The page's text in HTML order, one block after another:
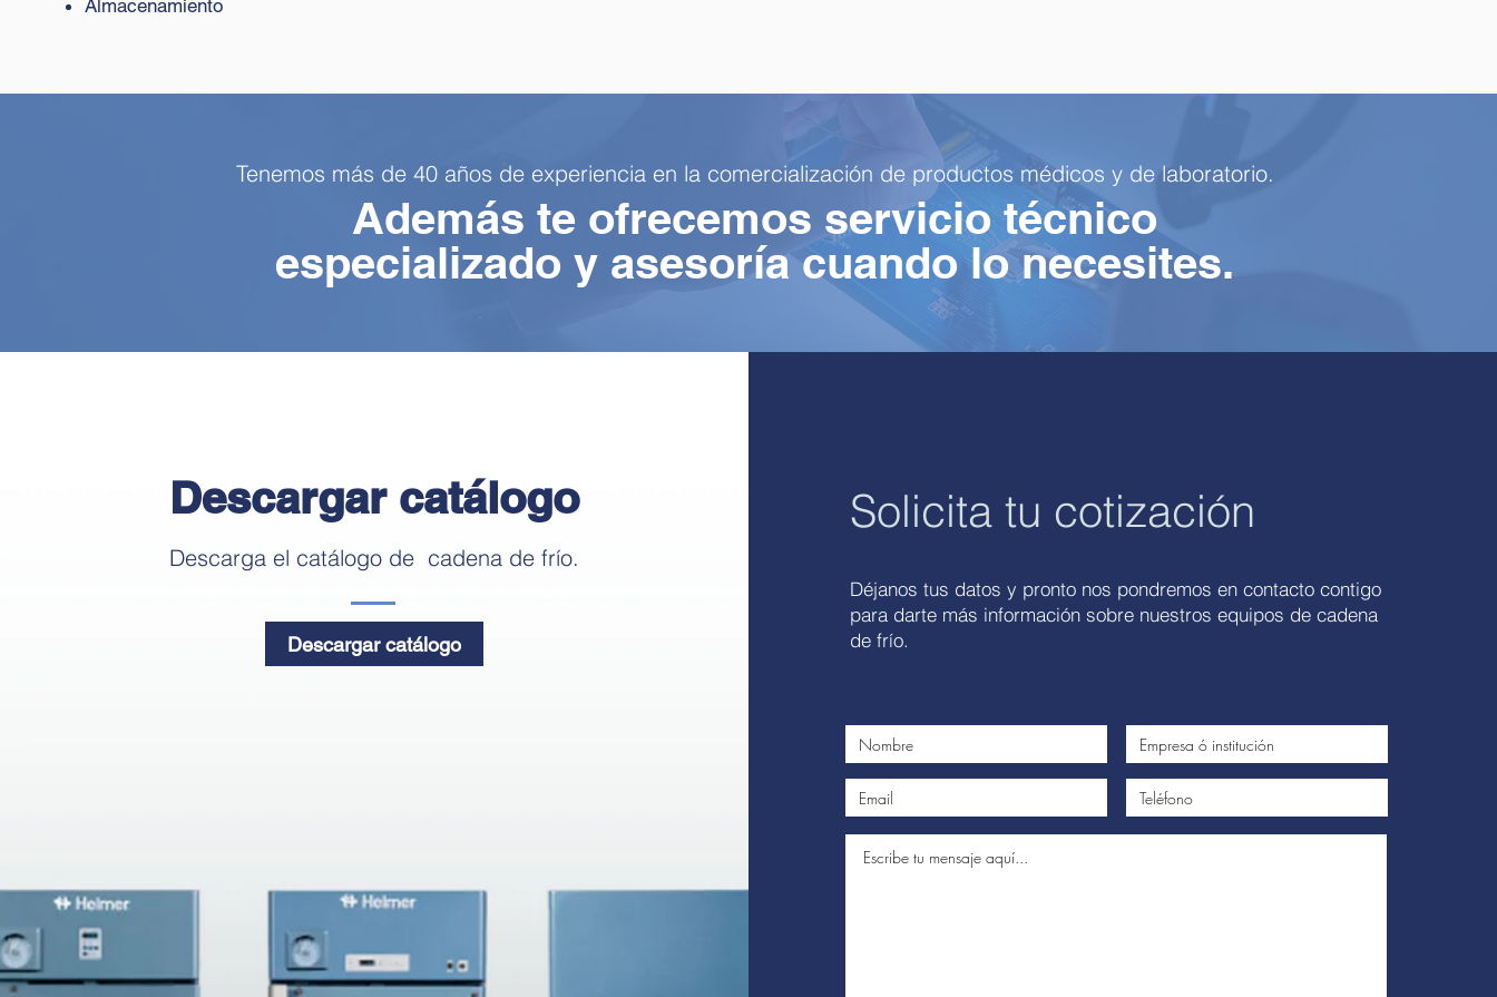
Almacenamiento
Tenemos más de 40 años de experiencia en la comercialización de productos médicos y de laboratorio.
Además te ofrecemos servicio técnico
especializado y asesoría cuando lo necesites.
Descargar catálogo
Descarga el catálogo de cadena de frío.
Descargar catálogo
Solicita tu cotización
Déjanos tus datos y pronto nos pondremos en contacto contigo
para darte más información sobre nuestros equipos de cadena
de frío.